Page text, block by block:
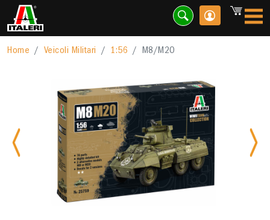
Home Veicoli Militari 1:56 M8/M20
Previous